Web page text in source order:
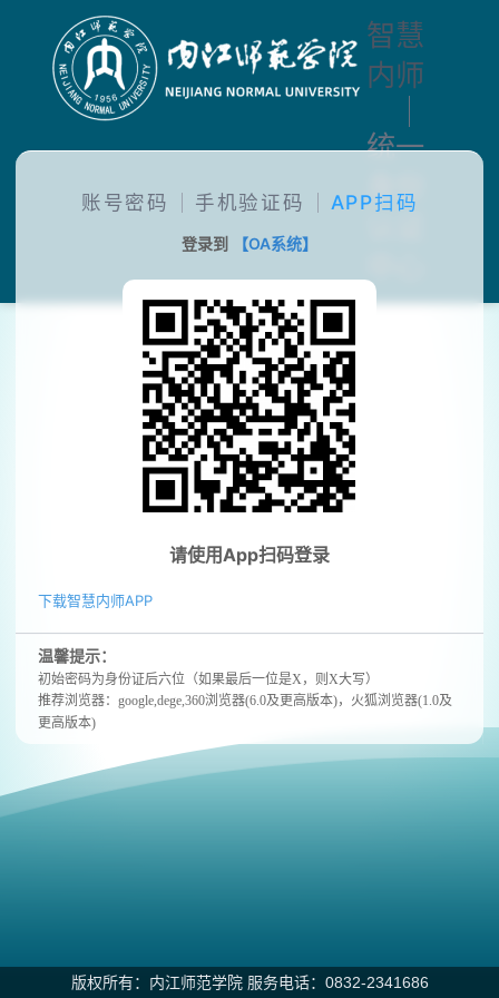
智慧
内师
统一
身份
账号密码 手机验证码 APP扫码
登录到 【OA系统】
请使用App扫码登录
下载智慧内师APP
温馨提示：
初始密码为身份证后六位（如果最后一位是X，则X大写）
推荐浏览器：google,dege,360浏览器(6.0及更高版本)， ‌火狐浏览器(1.0及
更高版本)
版权所有：内江师范学院 服务电话：0832-2341686